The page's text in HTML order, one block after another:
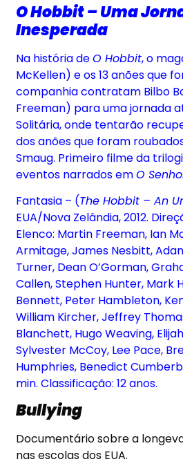
O Hobbit – Uma
Inesperada
Na história deO Hobbit, o
McKellen) e os 13 anões que
companhia contratam Bilbo
Freeman) para uma jornada
Solitária, onde tentarão
dos anões que foram
Smaug. Primeiro filme da
eventos narrados emO
Fantasia – (The Hobbit – An
EUA/Nova Zelândia, 2012.
Elenco: Martin Freeman, Ian
Armitage, James Nesbitt,
Turner, Dean O’Gorman,
Callen, Stephen Hunter, Mark
Bennett, Peter Hambleton,
William Kircher, Jeffrey
Blanchett, Hugo Weaving,
Sylvester McCoy, Lee Pace,
Humphries, Benedict
min. Classificação: 12 anos.
Bullying
Documentário sobre a
nas escolas dos EUA.